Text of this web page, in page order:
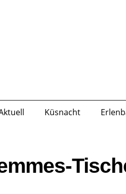
Küsnacht